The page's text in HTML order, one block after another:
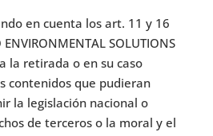
en cuenta los art. 11 y 16
ENVIRONMENTAL SOLUTIONS
la retirada o en su caso
contenidos que pudieran
la legislación nacional o
de terceros o la moral y el